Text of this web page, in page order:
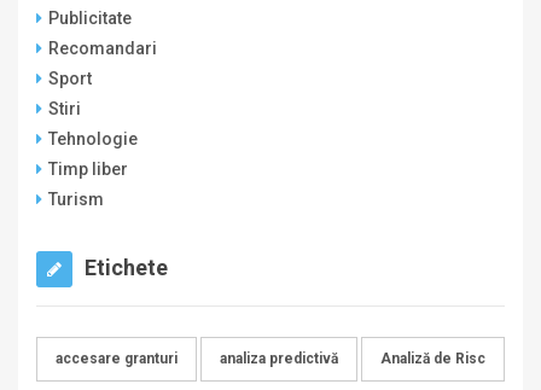
Publicitate
Recomandari
Sport
Stiri
Tehnologie
Timp liber
Turism
Etichete
accesare granturi analiza predictivă Analiză de Risc